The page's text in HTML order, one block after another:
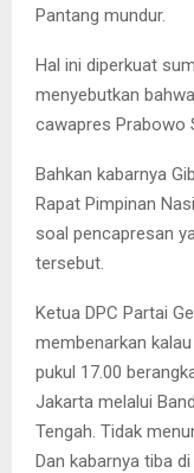
Pantang mundur.
Hal ini diperkuat
menyebutkan
cawapres Prabowo
Bahkan kabarnya
Rapat Pimpinan
soal pencapresan
tersebut.
Ketua DPC Partai
membenarkan
pukul 17.00
Jakarta melalui
Tengah. Tidak
Dan kabarnya tiba